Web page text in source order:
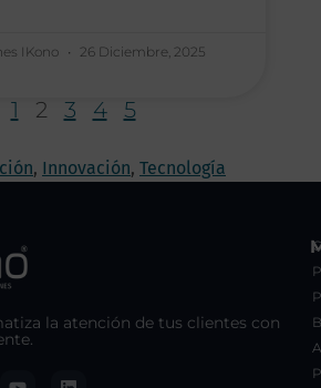
IKono 26 Diciembre, 2025
1 2 3 4 5
, Innovación, Tecnología
la atención de tus clientes con